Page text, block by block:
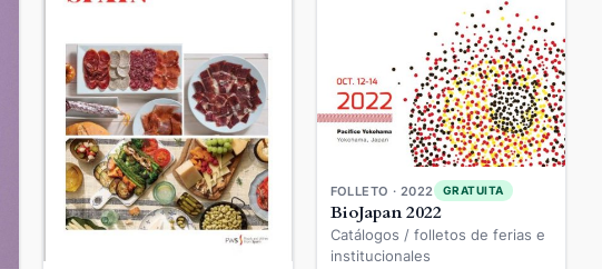
FOLLETO · 2022 GRATUITA
BioJapan 2022
Catálogos / folletos de ferias e
institucionales